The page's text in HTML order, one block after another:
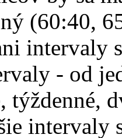
(60:40,
intervaly
- od
týždenné,
intervaly